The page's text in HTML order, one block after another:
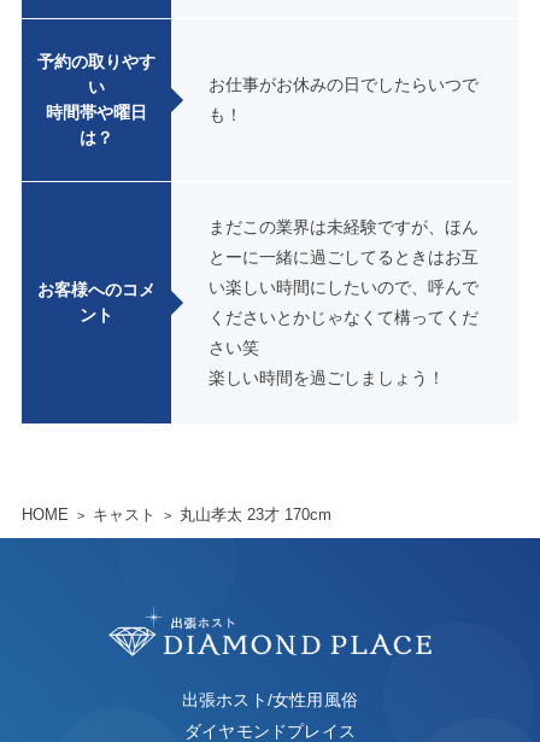
予約の取りやす
い
時間帯や曜日
は？
お仕事がお休みの日でしたらいつで
も！
お客様へのコメ
ント
まだこの業界は未経験ですが、ほん
とーに一緒に過ごしてるときはお互
い楽しい時間にしたいので、呼んで
くださいとかじゃなくて構ってくだ
さい笑
楽しい時間を過ごしましょう！
HOME キャスト 丸山孝太 23才 170cm
出張ホスト/女性用風俗
ダイヤモンドプレイス